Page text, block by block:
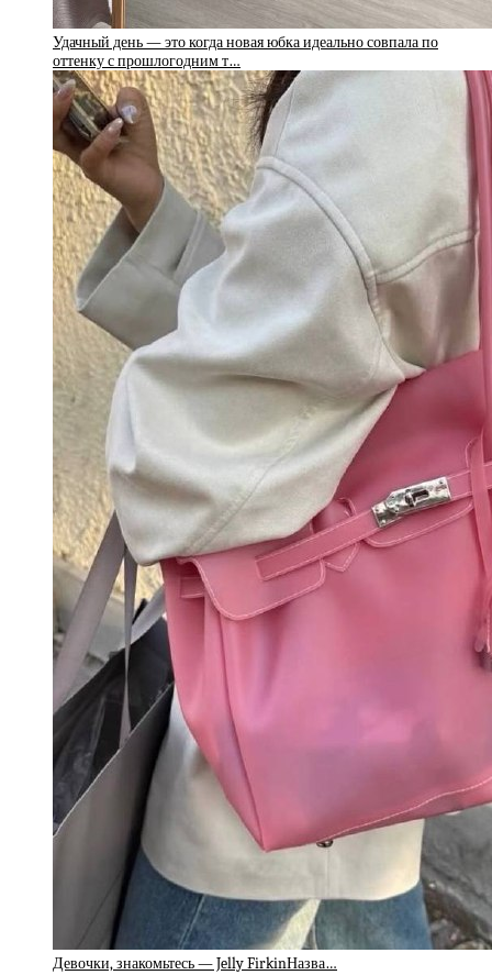
Удачный день — это когда новая юбка идеально совпала по
оттенку с прошлогодним т…
Девочки, знакомьтесь — Jelly FirkinНазва…